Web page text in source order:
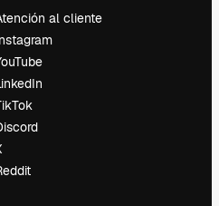
al cliente